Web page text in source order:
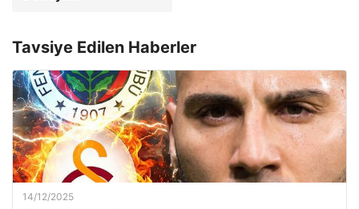
Tavsiye Edilen Haberler
14/12/2025